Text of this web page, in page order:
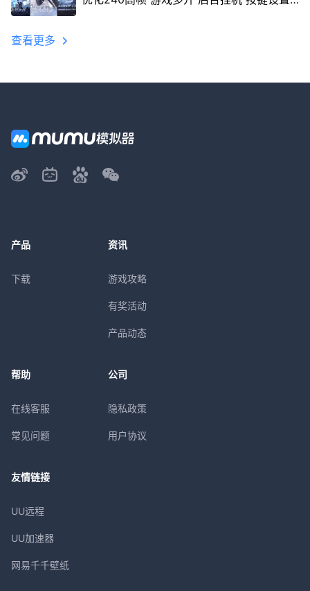
查看更多
产品
下载
资讯
游戏攻略
有奖活动
产品动态
帮助
在线客服
常见问题
公司
隐私政策
用户协议
友情链接
UU远程
UU加速器
网易千千壁纸